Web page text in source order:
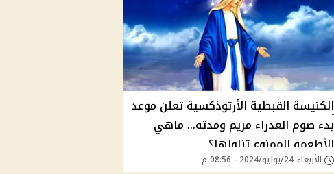
الكنيسة القبطية الأرثوذكسية تعلن موعد
بدء صوم العذراء مريم ومدته... ماهي
الأطعمة الممنوع تناولها؟
الأربعاء 24/يوليو/2024 - 08:56 م